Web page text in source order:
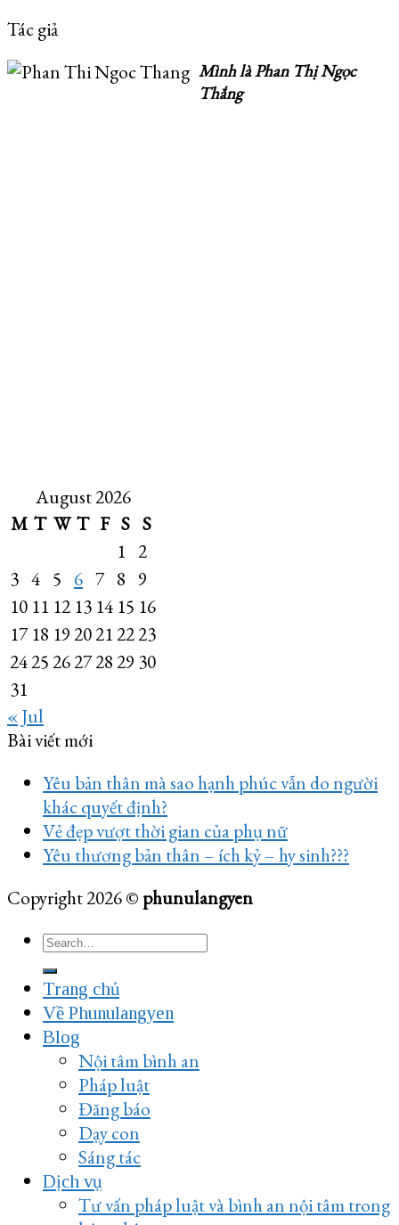
Tác giả
Mình làPhan Thị Ngọc
Thắng
August 2026
M T W T F S S
1 2
3 4 5 6 7 8 9
10 11 12 13 14 15 16
17 18 19 20212223
2425 262728 29 30
31
« Jul
Bài viết mới
Yêu bản thân mà sao hạnh phúc vẫn do người
khác quyết định?
Vẻ đẹp vượt thời gian của phụ nữ
Yêu thương bản thân – ích kỷ – hy sinh???
Copyright 2026 © phunulangyen
Trang chủ
Về Phunulangyen
Blog
Nội tâm bình an
Pháp luật
Đăng báo
Dạy con
Sáng tác
Dịch vụ
Tư vấn pháp luật và bình an nội tâm trong